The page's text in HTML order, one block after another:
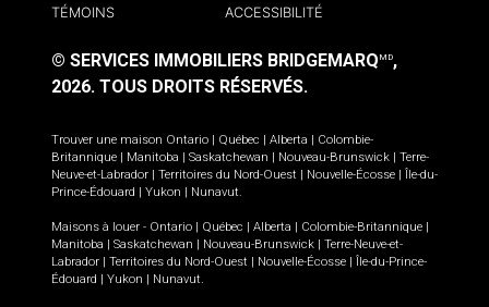
TÉMOINS
ACCESSIBILITÉ
© SERVICES IMMOBILIERS BRIDGEMARQ MD,
2026. TOUS DROITS RÉSERVÉS.
Trouver une maison Ontario | Québec | Alberta | Colombie-
Britannique | Manitoba | Saskatchewan | Nouveau-Brunswick | Terre-
Neuve-et-Labrador | Territoires du Nord-Ouest | Nouvelle-Écosse | Île-du-
Prince-Édouard | Yukon | Nunavut.
Maisons à louer - Ontario | Québec | Alberta | Colombie-Britannique |
Manitoba | Saskatchewan | Nouveau-Brunswick | Terre-Neuve-et-
Labrador | Territoires du Nord-Ouest | Nouvelle-Écosse | Île-du-Prince-
Édouard | Yukon | Nunavut.